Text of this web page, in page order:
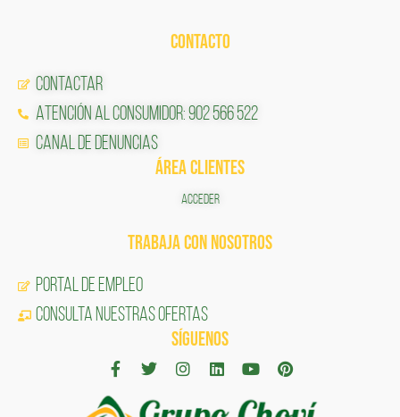
CONTACTO
Contactar
Atención al Consumidor: 902 566 522
Canal de Denuncias
ÁREA CLIENTES
ACCEDER
TRABAJA CON NOSOTROS
Portal de Empleo
CONSULTA NUESTRAS OFERTAS
SÍGUENOS